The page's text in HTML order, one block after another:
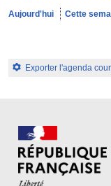
Aujourd'hui Cette
Exporter l'agenda